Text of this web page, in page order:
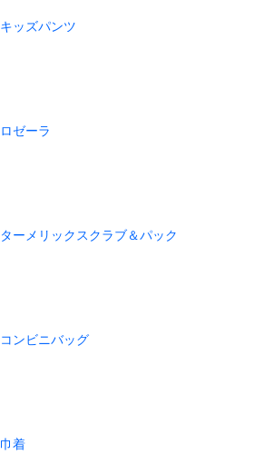
キッズパンツ
ロゼーラ
ターメリックスクラブ＆パック
コンビニバッグ
巾着